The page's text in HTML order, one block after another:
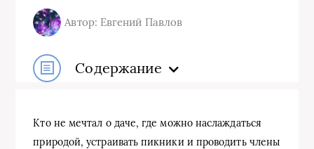
Автор: Евгений Павлов
Содержание
Кто не мечтал о даче, где можно наслаждаться
природой, устраивать пикники и проводить члены